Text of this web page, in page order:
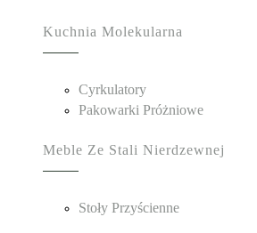
Kuchnia Molekularna
Cyrkulatory
Pakowarki Próżniowe
Meble Ze Stali Nierdzewnej
Stoły Przyścienne